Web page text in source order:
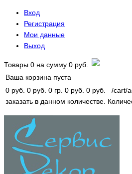
Вход
Регистрация
Мои данные
Выход
Товары 0 на сумму 0 руб.
Ваша корзина пуста
0 руб. 0 руб. 0 гр. 0 руб. 0 руб. /cart/
заказать в данном количестве.